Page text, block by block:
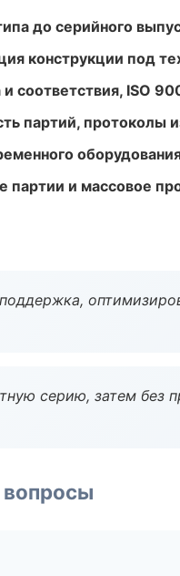
до серийного
конструкции под
соответствия, ISO
партий, протоколы
партии и массовое
серию, затем без